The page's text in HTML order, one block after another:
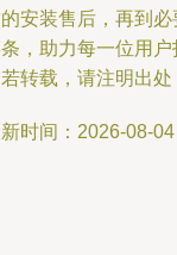
安装售后，再到
，助力每一位用户
转载，请注明出
时间：2026-08-